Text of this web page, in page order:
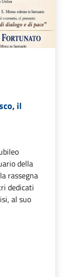
il
della
rassegna
dedicati
al suo